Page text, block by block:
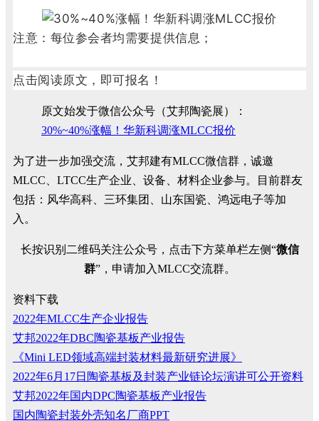
注意：每位参会者均需要提供信息；
点击阅读原文，即可报名！
原文始发于微信公众号（艾邦陶瓷展）：
30%~40%涨幅！华新科调涨MLCC报价
为了进一步加强交流，艾邦建有MLCC微信群，诚邀
MLCC、LTCC生产企业、设备、材料企业参与。目前群友
包括：风华高科、三环集团、山东国瓷、鸿远电子等加
入。
长按识别二维码关注公众号，点击下方菜单栏左侧“微信
群”，申请加入MLCC交流群。
资料下载
2022年MLCC生产企业报告
艾邦2022年DBC陶瓷基板产业报告
《Mini LED领域高端封装材料最新研究进展》
2022年6月17日陶瓷基板及封装产业链论坛演讲可公开资料
艾邦2022年国内DPC陶瓷基板产业报告
国内陶瓷封装外壳知名厂商PPT